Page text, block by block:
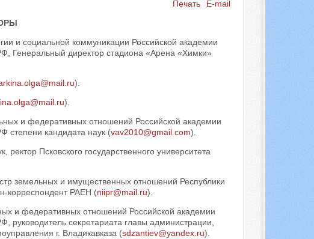
Печать
E-mail
и социальной коммуникации Российской академии
Генеральный директор стадиона «Арена «Химки»
).
).
и федеративных отношений Российской академии
степени кандидата наук (vav2010@gmail.com).
ректор Псковского государственного университета
земельных и имущественных отношений Республики
корреспондент РАЕН (niipr@mail.ru).
и федеративных отношений Российской академии
руководитель секретариата главы администрации,
г. Владикавказа (sdzantiev@yandex.ru).